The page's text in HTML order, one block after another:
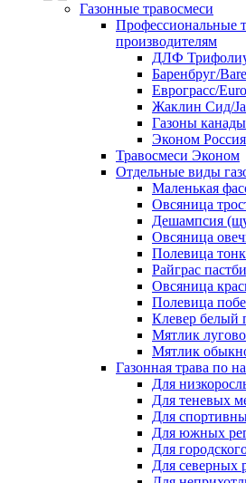
Газонные травосмеси
Профессиональные
производителям
ДЛФ
Баренбруг/
Еврограсс/
Жаклин Сид/
Газоны канады
Эконом Россия
Травосмеси Эконом
Отдельные виды
Маленькая
Овсяница
Дешампсия
Овсяница
Полевица
Райграс
Овсяница
Полевица
Клевер белый
Мятлик
Мятлик
Газонная трава по
Для
Для теневых
Для
Для южных
Для
Для северных